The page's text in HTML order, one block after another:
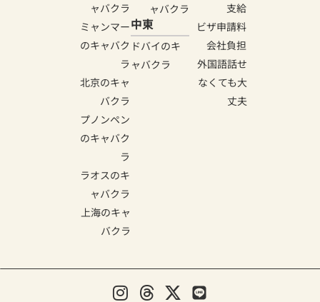
ャバクラ
ミャンマー
のキャバク
ラ
北京のキャ
バクラ
プノンペン
のキャバク
ラ
ラオスのキ
ャバクラ
上海のキャ
バクラ
ャバクラ
中東
ドバイのキ
ャバクラ
支給
ビザ申請料
会社負担
外国語話せ
なくても大
丈夫